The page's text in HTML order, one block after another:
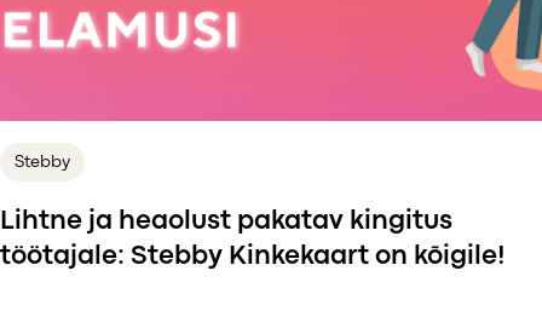
Stebby
Lihtne ja heaolust pakatav kingitus
töötajale: Stebby Kinkekaart on kõigile!